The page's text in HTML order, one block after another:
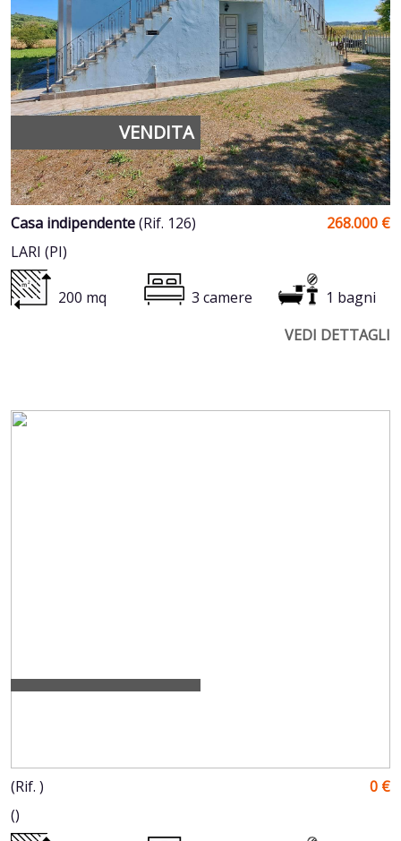
VENDITA
Casa indipendente(Rif. 126)
268.000 €
LARI (PI)
200 mq 3 camere
1 bagni
VEDI DETTAGLI
(Rif. )
0 €
()